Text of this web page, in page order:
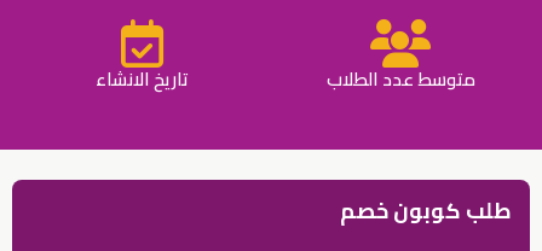
متوسط عدد الطلاب تاريخ الانشاء
طلب كوبون خصم